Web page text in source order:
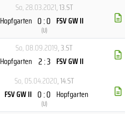
So, 28.03.2021, 13.ST
Hopfgarten 0 : 0
(U)
FSV GW II
So, 08.09.2019, 3.ST
Hopfgarten 2 : 3 FSV GW II
So, 05.04.2020, 14.ST
FSV GW II 0 : 0
(U)
Hopfgarten